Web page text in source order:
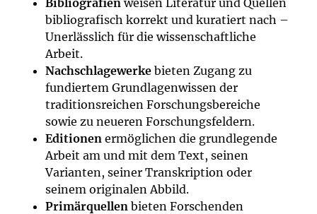
Bibliografienweisen Literatur und Quellen
bibliografisch korrekt und kuratiert nach –
Unerlässlich für die wissenschaftliche
Arbeit.
Nachschlagewerkebieten Zugang zu
fundiertem Grundlagenwissen der
traditionsreichen Forschungsbereiche
sowie zu neueren Forschungsfeldern.
Editionen ermöglichen die grundlegende
Arbeit am und mit dem Text, seinen
Varianten, seiner Transkription oder
seinem originalen Abbild.
Primärquellenbieten Forschenden